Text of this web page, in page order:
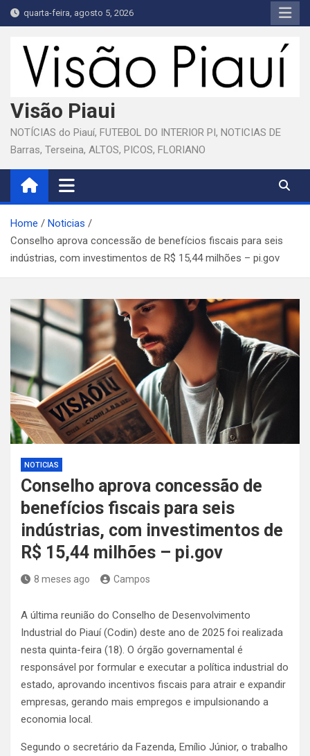
Skip
to
quarta-feira, agosto 5, 2026
Visão Piaui
NOTÍCIAS do Piauí, FUTEBOL DO INTERIOR PI, NOTICIAS DE
Barras, Terseina, ALTOS, PICOS, FLORIANO
Home
Noticias
Conselho aprova concessão de benefícios fiscais para seis
indústrias, com investimentos de R$ 15,44 milhões – pi.gov
NOTICIAS
Conselho aprova concessão de
benefícios fiscais para seis
indústrias, com investimentos de
R$ 15,44 milhões – pi.gov
8 meses ago Campos
A última reunião do Conselho de Desenvolvimento
Industrial do Piauí (Codin) deste ano de 2025 foi realizada
nesta quinta-feira (18). O órgão governamental é
responsável por formular e executar a política industrial do
estado, aprovando incentivos fiscais para atrair e expandir
empresas, gerando mais empregos e impulsionando a
economia local.
Segundo o secretário da Fazenda, Emílio Júnior, o trabalho